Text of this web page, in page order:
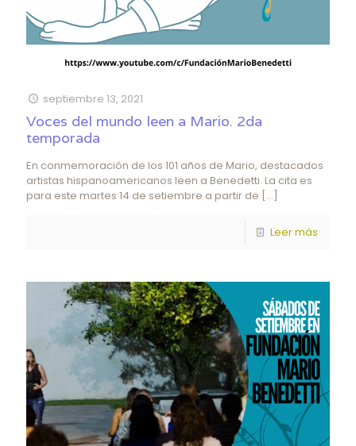
septiembre 13, 2021
Voces del mundo leen a Mario. 2da
temporada
En conmemoración de los 101 años de Mario, destacados
artistas hispanoamericanos leen a Benedetti. La cita es
para este martes 14 de setiembre a partir de […]
Leer más